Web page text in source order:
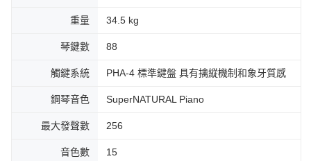
重量 34.5 kg
琴鍵數 88
觸鍵系統 PHA-4 標準鍵盤 具有擒縱機制和象牙質感
鋼琴音色 SuperNATURAL Piano
最大發聲數 256
音色數 15